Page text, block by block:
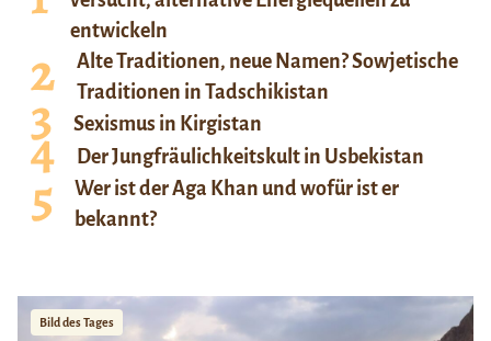
entwickeln
Alte Traditionen, neue Namen? Sowjetische
Traditionen in Tadschikistan
Sexismus in Kirgistan
Der Jungfräulichkeitskult in Usbekistan
Wer ist der Aga Khan und wofür ist er
bekannt?
Bild des Tages